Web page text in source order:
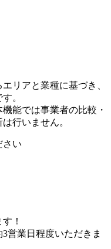
リアと業種に基づき、
。
能では事業者の比較・
行いません。
さい
！
営業日程度いただきま